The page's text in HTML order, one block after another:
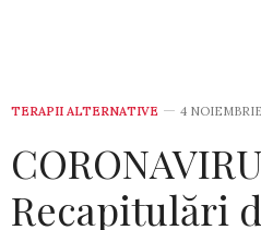
TERAPII ALTERNATIVE 4
Recapitulări